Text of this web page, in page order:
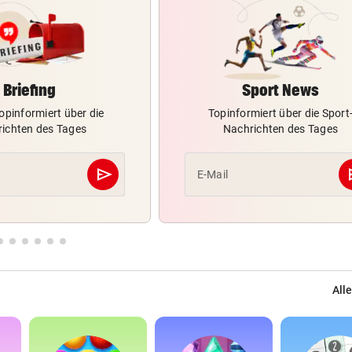
Briefing
über die
des Tages
send
Abschicken
Sport News
Topinformiert über die Sport-
Nachrichten des Tages
E-Mail